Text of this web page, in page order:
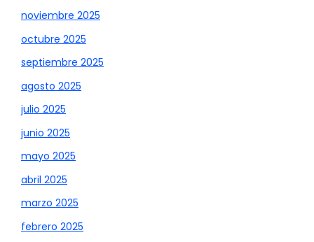
noviembre 2025
octubre 2025
septiembre 2025
agosto 2025
julio 2025
junio 2025
mayo 2025
abril 2025
marzo 2025
febrero 2025